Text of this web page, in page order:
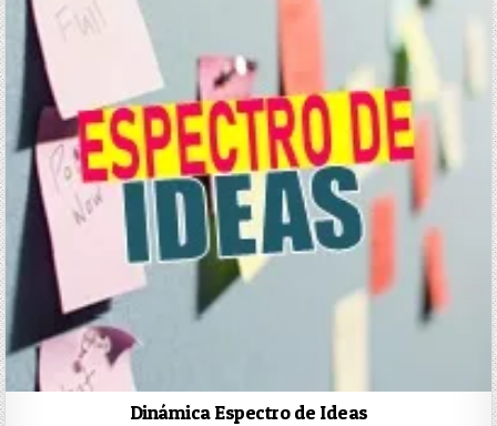
Dinámica Espectro de Ideas